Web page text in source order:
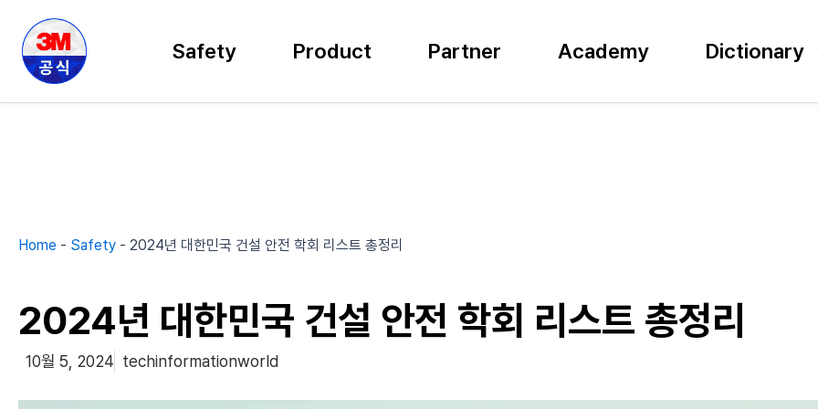
Safety Product Partner Academy Dictionary
Home - Safety - 2024년 대한민국 건설 안전 학회 리스트 총정리
2024년 대한민국 건설 안전 학회 리스트 총정리
10월 5, 2024 techinformationworld